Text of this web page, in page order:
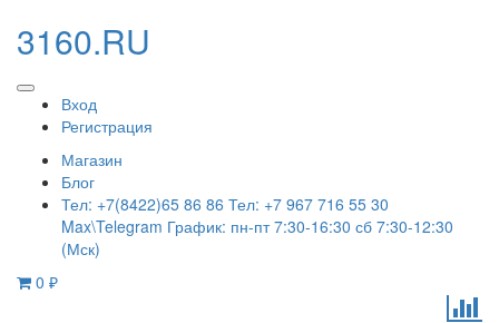
3160.RU
Вход
Регистрация
Магазин
Блог
Тел: +7(8422)65 86 86 Тел: +7 967 716 55 30
Max\Telegram График: пн-пт 7:30-16:30 сб 7:30-12:30
(Мск)
0 ₽